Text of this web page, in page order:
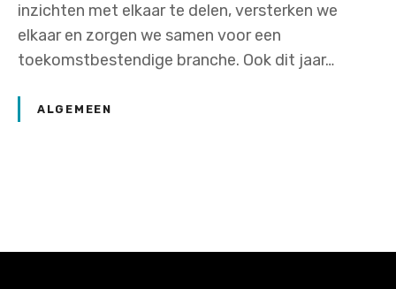
inzichten met elkaar te delen, versterken we
elkaar en zorgen we samen voor een
toekomstbestendige branche. Ook dit jaar…
ALGEMEEN
o